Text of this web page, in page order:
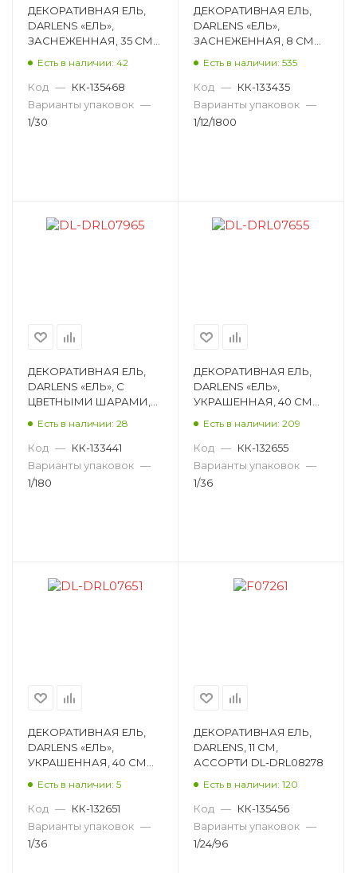
ДЕКОРАТИВНАЯ ЕЛЬ,
DARLENS «ЕЛЬ»,
ЗАСНЕЖЕННАЯ, 35 СМ
Есть в наличии: 42
Код — КК-135468
Варианты упаковок —
1/30
ДЕКОРАТИВНАЯ ЕЛЬ,
DARLENS «ЕЛЬ»,
ЗАСНЕЖЕННАЯ, 8 СМ
Есть в наличии: 535
Код — КК-133435
Варианты упаковок —
1/12/1800
ДЕКОРАТИВНАЯ ЕЛЬ,
DARLENS «ЕЛЬ», С
ЦВЕТНЫМИ ШАРАМИ,
Есть в наличии: 28
Код — КК-133441
Варианты упаковок —
1/180
ДЕКОРАТИВНАЯ ЕЛЬ,
DARLENS «ЕЛЬ»,
УКРАШЕННАЯ, 40 СМ
Есть в наличии: 209
Код — КК-132655
Варианты упаковок —
1/36
ДЕКОРАТИВНАЯ ЕЛЬ,
DARLENS «ЕЛЬ»,
УКРАШЕННАЯ, 40 СМ
Есть в наличии: 5
Код — КК-132651
Варианты упаковок —
1/36
ДЕКОРАТИВНАЯ ЕЛЬ,
DARLENS, 11 СМ,
АССОРТИ DL-DRL08278
Есть в наличии: 120
Код — КК-135456
Варианты упаковок —
1/24/96